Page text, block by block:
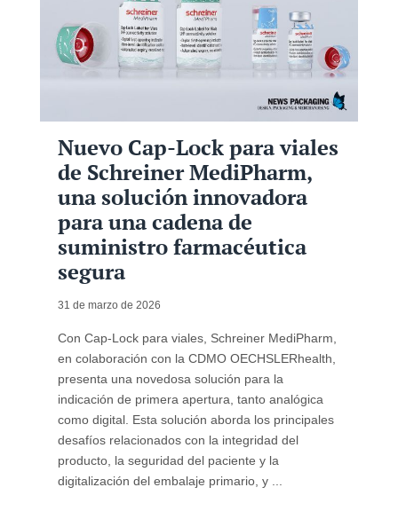
Nuevo Cap-Lock para viales
de Schreiner MediPharm,
una solución innovadora
para una cadena de
suministro farmacéutica
segura
31 de marzo de 2026
Con Cap-Lock para viales, Schreiner MediPharm,
en colaboración con la CDMO OECHSLERhealth,
presenta una novedosa solución para la
indicación de primera apertura, tanto analógica
como digital. Esta solución aborda los principales
desafíos relacionados con la integridad del
producto, la seguridad del paciente y la
digitalización del embalaje primario, y ...